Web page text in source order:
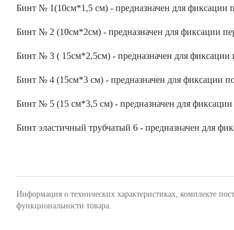
Бинт № 1(10см*1,5 см) - предназначен для фиксации
Бинт № 2 (10см*2см) - предназначен для фиксации
Бинт № 3 ( 15см*2,5см) - предназначен для фиксации
Бинт № 4 (15см*3 см) - предназначен для фиксации
Бинт № 5 (15 см*3,5 см) - предназначен для фиксации
Бинт эластичный трубчатый 6 - предназначен для
Информация о технических характеристиках, комплекте
функциональности товара.